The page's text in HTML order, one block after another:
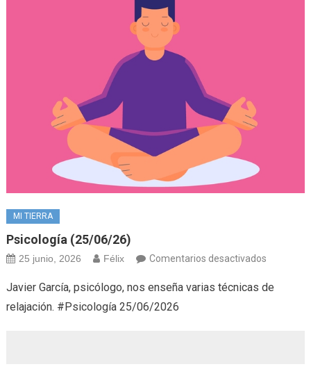
MI TIERRA
Psicología (25/06/26)
25 junio, 2026 Félix Comentarios desactivadosen
(25/06/
Javier García, psicólogo, nos enseña varias técnicas de
relajación. #Psicología 25/06/2026